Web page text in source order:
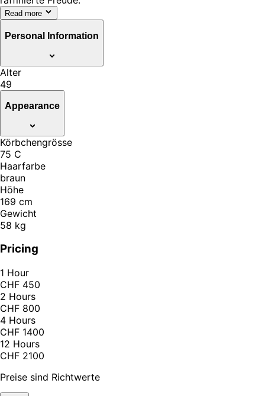
Read more
Personal Information
Alter
49
Appearance
Körbchengrösse
75 C
Haarfarbe
braun
Höhe
169 cm
Gewicht
58 kg
Pricing
1 Hour
CHF 450
2 Hours
CHF 800
4 Hours
CHF 1400
12 Hours
CHF 2100
Preise sind Richtwerte